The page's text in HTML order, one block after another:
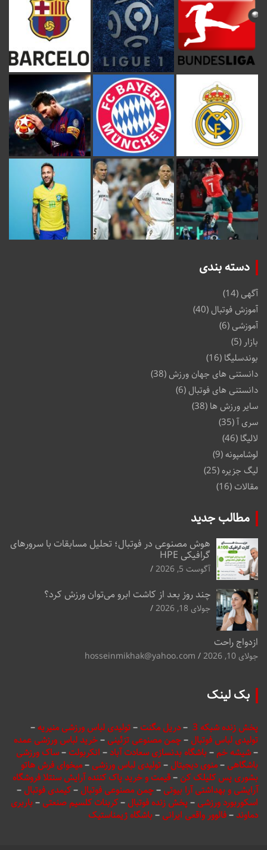
دسته بندی
آگهی(14)
آموزش فوتبال (40)
آموزشی(6)
بازار (5)
بوندسلیگا (16)
دانستنی های جهان ورزش(38)
دانستنی های فوتبال (6)
سایر ورزش ها (38)
سری آ(35)
لالیگا (46)
لوشامپونه(9)
لیگ جزیره (25)
مقالات(16)
مطالب جدید
هوش مصنوعی در فوتبال؛ تحلیل مسابقات با سرورهای
گرافیکی HPE
آگوست 5, 2026
چند روز بعد از کاشت ابرو می‌توان ورزش کرد؟
جولای 18, 2026
ازدواج راحت
جولای 10, 2026 hosseinmikhak@yahoo.com
بک لینک
پخش زنده شبکه 3 –دریل مگنت–تولیدی لباس ورزشی منیریه–
تولیدی لباس فوتبال –چمن مصنوعی تزئینی –خرید لباس ورزشی عمده
–شیشه خم–باشگاه بدنسازی سعادت آباد – انکربولت–ساک ورزشی
باشگاهی –منوی دیجیتال –تولیدی لباس ورزشی –میخوای فرش هاتو
بشوری پس کلیلک کن –قیمت و خرید پاک کننده آرایش سنتلا فروشگاه
آرایشی و بهداشتی آرا بیوتی –چمن مصنوعی فوتبال –کیمدی فوتبال –
اسکوربورد ورزشی –پخش زنده فوتبال –کربنات کلسیم صنعتی –باربری
دماوند–فالوور واقعی ایرانی –باشگاه ژیمناستیک